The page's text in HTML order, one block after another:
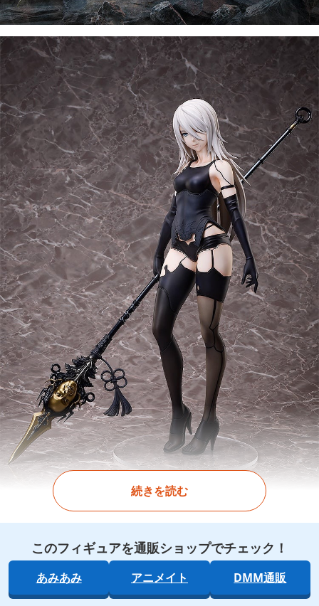
続きを読む
このフィギュアを通販ショップでチェック！
あみあみ アニメイト DMM通販